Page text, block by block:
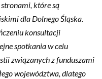
które są
dla Dolnego Śląska.
konsultacji
spotkania w celu
związanych z funduszami
województwa, dlatego